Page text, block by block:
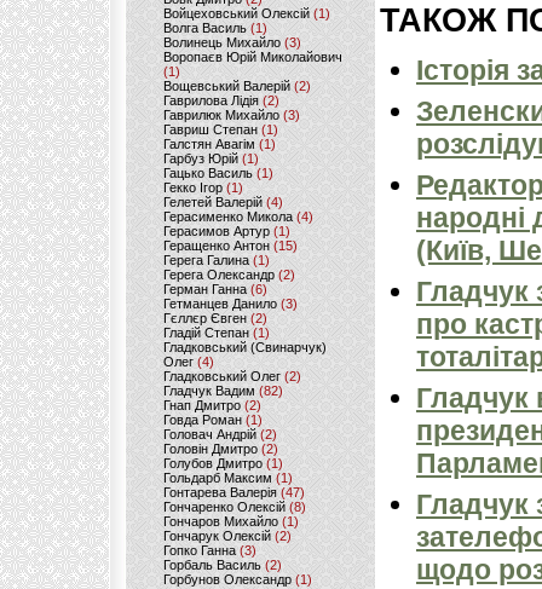
Войцеховський Олексій(1)
Волга Василь (1)
Волинець Михайло (3)
Воропаєв Юрій Миколайович
(1)
Вощевський Валерій(2)
Гаврилова Лідія (2)
Гаврилюк Михайло (3)
Гавриш Степан (1)
Галстян Авагім (1)
Гарбуз Юрій (1)
Гацько Василь (1)
Гекко Ігор(1)
Гелетей Валерій (4)
Герасименко Микола (4)
Герасимов Артур (1)
Геращенко Антон(15)
Герега Галина (1)
Герега Олександр (2)
Герман Ганна (6)
Гетманцев Данило (3)
Гєллєр Євген (2)
Гладій Степан(1)
Гладковський (Свинарчук)
Олег (4)
Гладковський Олег (2)
Гладчук Вадим (82)
Гнап Дмитро (2)
Говда Роман(1)
Головач Андрій (2)
Головін Дмитро (2)
Голубов Дмитро (1)
Гольдарб Максим(1)
Гонтарева Валерія (47)
Гончаренко Олексій(8)
Гончаров Михайло (1)
Гончарук Олексій (2)
Гопко Ганна (3)
Горбаль Василь (2)
Горбунов Олександр (1)
ТАКОЖ
Історія
народні
(Київ,
Гладчук
про
Гладчук
Гладчук
щодо